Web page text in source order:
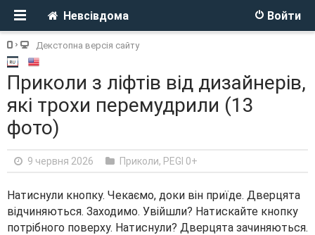
Войти
Невсівдома
Декстопна версія сайту
Приколи з ліфтів від дизайнерів,
які трохи перемудрили (13
фото)
9 червня 2026 Приколи, PEGI 0+
Натиснули кнопку. Чекаємо, доки він приїде. Дверцята
відчиняються. Заходимо. Увійшли? Натискайте кнопку
потрібного поверху. Натиснули? Дверцята зачиняються.